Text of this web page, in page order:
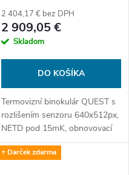
2 404,17 € bez DPH
2 909,05 €
Skladom
DO KOŠÍKA
Termovizní binokulár QUEST s
rozlišením senzoru 640x512px,
NETD pod 15mK, obnovovací
frekvencí 60Hz, Algoritmem
REALITY +, digitální stabilizací
+ Darček zdarma